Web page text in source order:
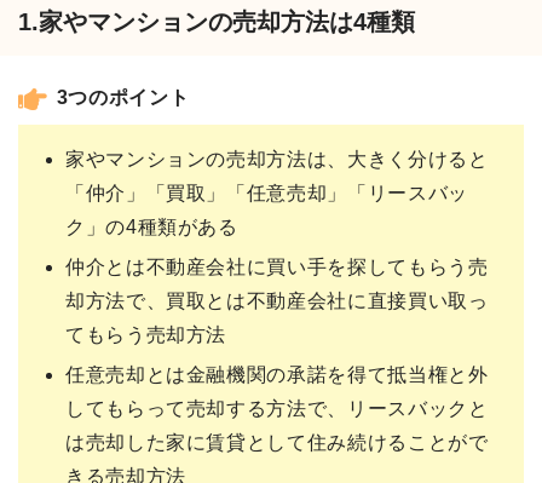
1.家やマンションの売却方法は4種類
3つのポイント
家やマンションの売却方法は、大きく分けると
「仲介」「買取」「任意売却」「リースバッ
ク」の4種類がある
仲介とは不動産会社に買い手を探してもらう売
却方法で、買取とは不動産会社に直接買い取っ
てもらう売却方法
任意売却とは金融機関の承諾を得て抵当権と外
してもらって売却する方法で、リースバックと
は売却した家に賃貸として住み続けることがで
きる売却方法